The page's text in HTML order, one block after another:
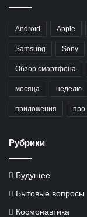
Android Apple
Samsung Sony
Обзор смартфона
месяца неделю
приложения про
Рубрики
Будущее
Бытовые вопросы
Космонавтика